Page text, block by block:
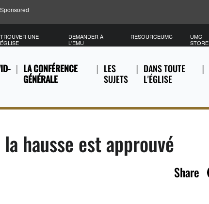
Sponsored
LA CONFÉRENCE
GÉNÉRALE
LES
SUJETS
DANS TOUTE
L'ÉGLISE
TROUVER UNE
ÉGLISE
DEMANDER À
L'EMU
RESOURCEUMC
UMC
STORE
hausse est approuvé
Share